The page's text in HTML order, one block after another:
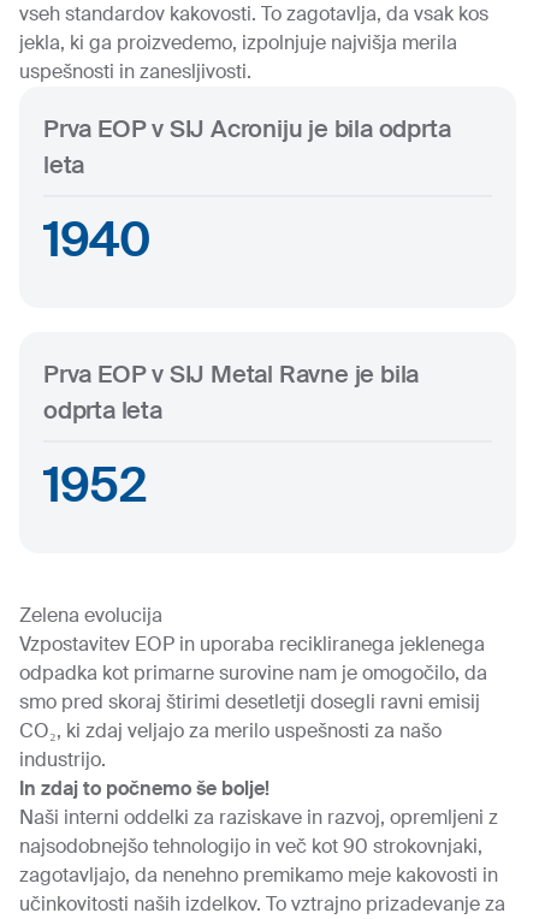
vseh standardov kakovosti. To zagotavlja, da vsak kos
jekla, ki ga proizvedemo, izpolnjuje najvišja merila
uspešnosti in zanesljivosti.
Prva EOP v SIJ Acroniju je bila odprta
leta
1940
Prva EOP v SIJ Metal Ravne je bila
odprta leta
1952
Zelena evolucija
Vzpostavitev EOP in uporaba recikliranega jeklenega
odpadka kot primarne surovine nam je omogočilo, da
smo pred skoraj štirimi desetletji dosegli ravni emisij
CO₂, ki zdaj veljajo za merilo uspešnosti za našo
industrijo.
In zdaj to počnemo še bolje!
Naši interni oddelki za raziskave in razvoj, opremljeni z
najsodobnejšo tehnologijo in več kot 90 strokovnjaki,
zagotavljajo, da nenehno premikamo meje kakovosti in
učinkovitosti naših izdelkov. To vztrajno prizadevanje za